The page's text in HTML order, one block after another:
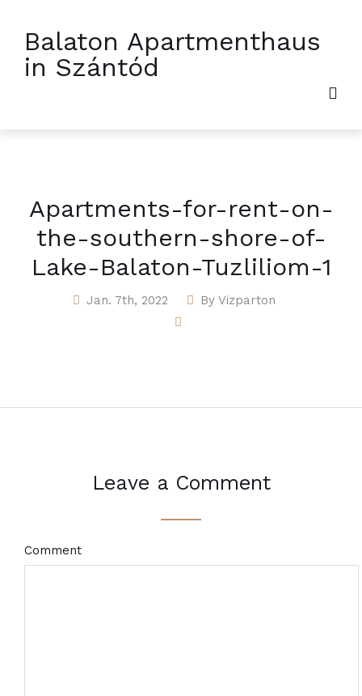
Balaton Apartmenthaus
in Szántód
Apartments-for-rent-on-
the-southern-shore-of-
Lake-Balaton-Tuzliliom-1
Jan. 7th, 2022 By Vizparton
Leave a Comment
Comment